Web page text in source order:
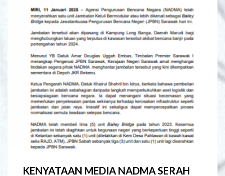
KENYATAAN MEDIA NADMA SERAH